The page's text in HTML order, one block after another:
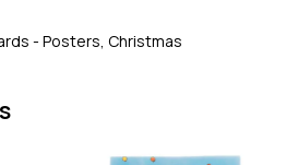
- Posters, Christmas